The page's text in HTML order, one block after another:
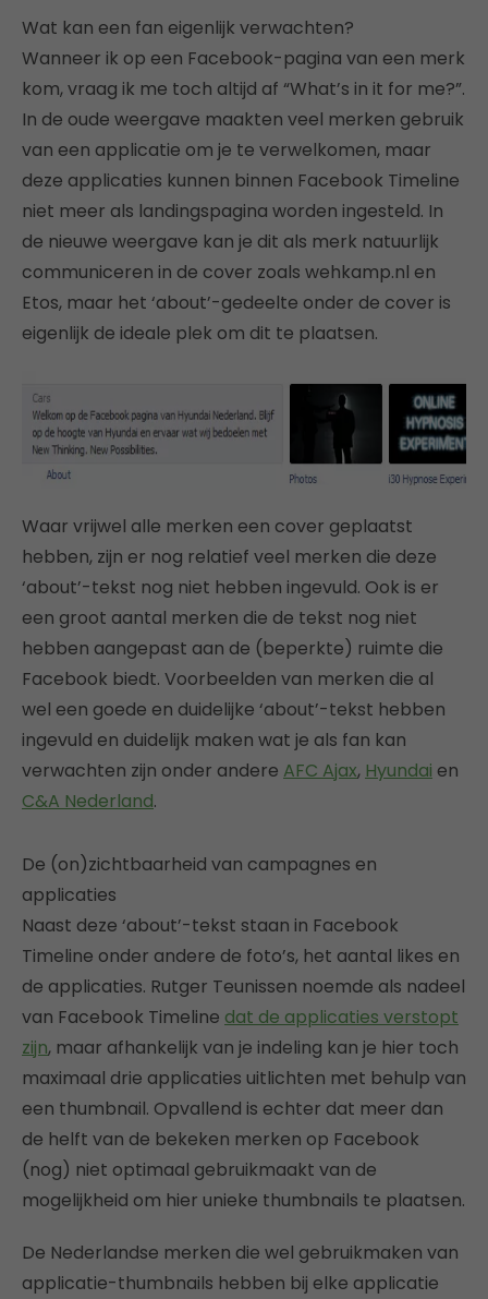
Wat kan een fan eigenlijk verwachten?
Wanneer ik op een Facebook-pagina van een merk
kom, vraag ik me toch altijd af “What’s in it for me?”.
In de oude weergave maakten veel merken gebruik
van een applicatie om je te verwelkomen, maar
deze applicaties kunnen binnen Facebook Timeline
niet meer als landingspagina worden ingesteld. In
de nieuwe weergave kan je dit als merk natuurlijk
communiceren in de cover zoals wehkamp.nl en
Etos, maar het ‘about’-gedeelte onder de cover is
eigenlijk de ideale plek om dit te plaatsen.
Waar vrijwel alle merken een cover geplaatst
hebben, zijn er nog relatief veel merken die deze
‘about’-tekst nog niet hebben ingevuld. Ook is er
een groot aantal merken die de tekst nog niet
hebben aangepast aan de (beperkte) ruimte die
Facebook biedt. Voorbeelden van merken die al
wel een goede en duidelijke ‘about’-tekst hebben
ingevuld en duidelijk maken wat je als fan kan
verwachten zijn onder andere AFC Ajax, Hyundai en
C&A Nederland.
De (on)zichtbaarheid van campagnes en
applicaties
Naast deze ‘about’-tekst staan in Facebook
Timeline onder andere de foto’s, het aantal likes en
de applicaties. Rutger Teunissen noemde als nadeel
van Facebook Timeline dat de applicaties verstopt
zijn, maar afhankelijk van je indeling kan je hier toch
maximaal drie applicaties uitlichten met behulp van
een thumbnail. Opvallend is echter dat meer dan
de helft van de bekeken merken op Facebook
(nog) niet optimaal gebruikmaakt van de
mogelijkheid om hier unieke thumbnails te plaatsen.
De Nederlandse merken die wel gebruikmaken van
applicatie-thumbnails hebben bij elke applicatie